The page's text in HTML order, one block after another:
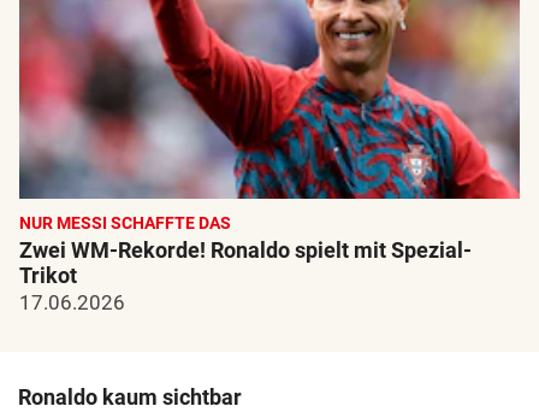
NUR MESSI SCHAFFTE DAS
Zwei WM-Rekorde! Ronaldo spielt mit Spezial-
Trikot
17.06.2026
Ronaldo kaum sichtbar